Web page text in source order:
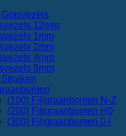
12mm
1mm
2mm
4mm
6mm
(100) Filigraanbomen N-Z
(200) Filigraanbomen H0
(300) Filigraanbomen 0-I